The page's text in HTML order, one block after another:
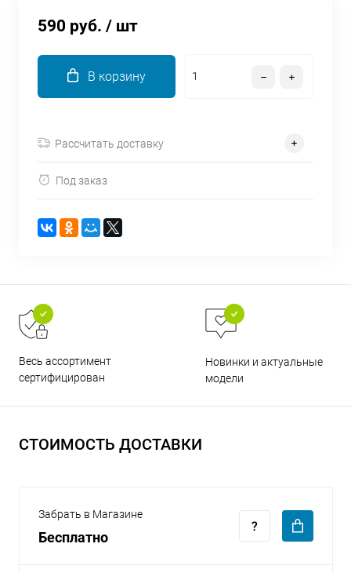
590 руб. / шт
В корзину
Рассчитать доставку
Под заказ
Весь ассортимент
сертифицирован
Новинки и актуальные
модели
СТОИМОСТЬ ДОСТАВКИ
Забрать в Магазине
Бесплатно
списываться
по25 %каждые 2 недели
8 800 302-02-51